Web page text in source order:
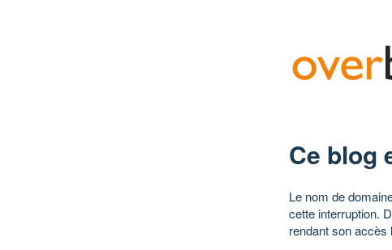
Ce blog
Le nom de
cette interruption.
rendant son accès